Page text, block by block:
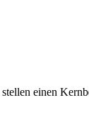
stellen einen